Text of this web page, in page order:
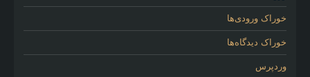
خوراک ورودی‌ها
خوراک دیدگاه‌ها
وردپرس